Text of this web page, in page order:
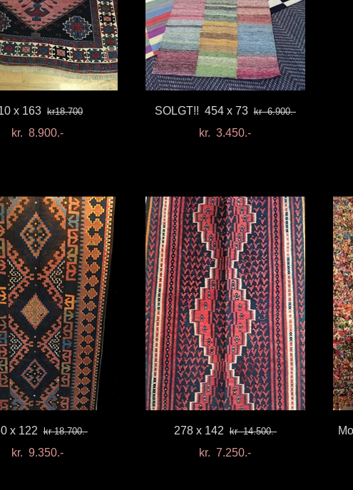
x 163 kr18.700
kr. 8.900.-
SOLGT!! 454 x 73kr 6.900.-
kr. 3.450.-
x 122 kr 18.700.-
kr. 9.350.-
278 x 142 kr 14.500.-
kr. 7.250.-